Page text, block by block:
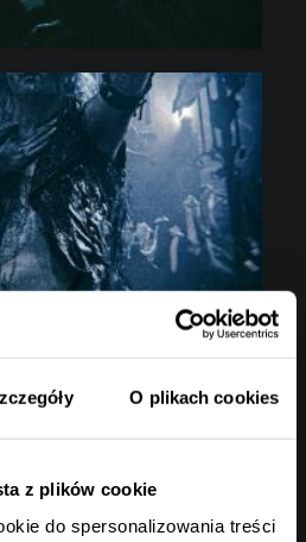
O plikach cookies
z plików cookie
do spersonalizowania treści